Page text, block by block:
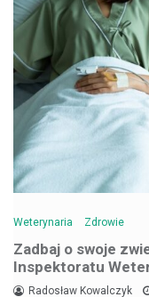
Weterynaria Zdrowie
Zadbaj o swoje
Inspektoratu
Radosław Kowalczyk